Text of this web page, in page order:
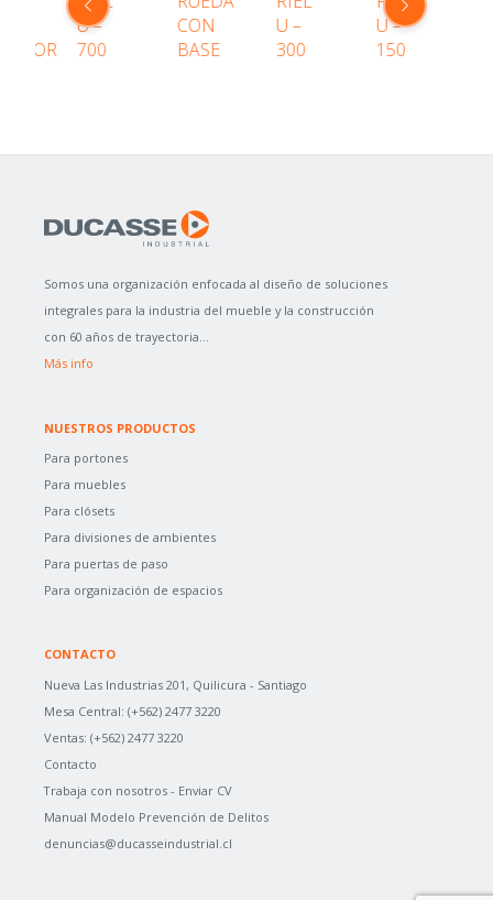
CON
BASE
U –
300
U –
150
U –
100
Somos una organización enfocada al diseño de soluciones
integrales para la industria del mueble y la construcción
con 60 años de trayectoria...
Más info
NUESTROS PRODUCTOS
Para portones
Para muebles
Para clósets
Para divisiones de ambientes
Para puertas de paso
Para organización de espacios
CONTACTO
Nueva Las Industrias 201, Quilicura - Santiago
Mesa Central: (+562) 2477 3220
Ventas: (+562) 2477 3220
Contacto
Trabaja con nosotros - Enviar CV
Manual Modelo Prevención de Delitos
denuncias@ducasseindustrial.cl